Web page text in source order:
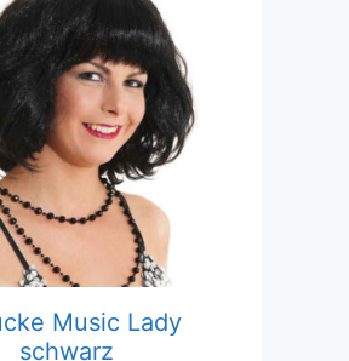
Music Lady
schwarz